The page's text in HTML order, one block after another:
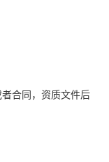
合同，资质文件后